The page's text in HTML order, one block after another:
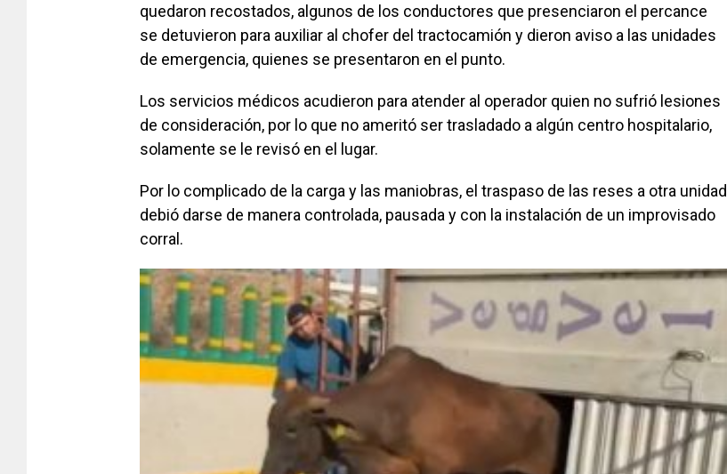
quedaron recostados, algunos de los conductores que presenciaron el percance
se detuvieron para auxiliar al chofer del tractocamión y dieron aviso a las unidades
de emergencia, quienes se presentaron en el punto.
Los servicios médicos acudieron para atender al operador quien no sufrió lesiones
de consideración, por lo que no ameritó ser trasladado a algún centro hospitalario,
solamente se le revisó en el lugar.
Por lo complicado de la carga y las maniobras, el traspaso de las reses a otra unidad
debió darse de manera controlada, pausada y con la instalación de un improvisado
corral.